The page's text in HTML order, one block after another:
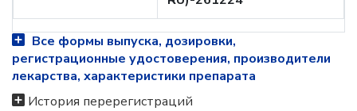
Все формы выпуска, дозировки,
регистрационные удостоверения, производители
лекарства, характеристики препарата
История перерегистраций